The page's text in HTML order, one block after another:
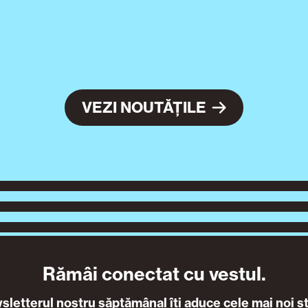
VEZI NOUTĂȚILE
Rămâi conectat cu vestul.
nostru săptămânal îți aduce cele mai noi